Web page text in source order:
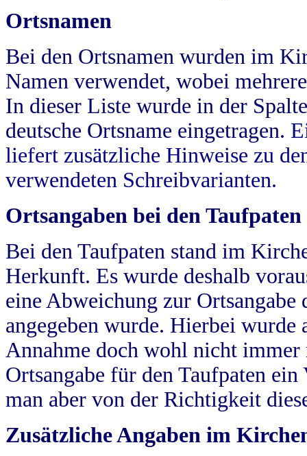
Ortsnamen
Bei den Ortsnamen wurden im
Namen verwendet, wobei
In dieser Liste wurde in der
deutsche Ortsname eingetragen.
liefert zusätzliche Hinweise zu
verwendeten Schreibvarianten.
Ortsangaben bei den Taufpaten
Bei den Taufpaten stand im
Herkunft. Es wurde deshalb
eine Abweichung zur
angegeben wurde. Hierbei wurde
Annahme doch wohl nicht
Ortsangabe für den Taufpaten
man aber von der Richtigkeit
Zusätzliche Angaben im